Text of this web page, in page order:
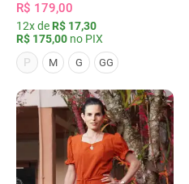
R$ 179,00
12x de R$ 17,30
R$ 175,00 no PIX
P
M G GG